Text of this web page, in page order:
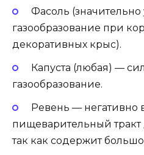
Фасоль (значительно
газообразование при
декоративных крыс).
Капуста (любая) —
газообразование.
Ревень — негативно
пищеварительный
так как содержит